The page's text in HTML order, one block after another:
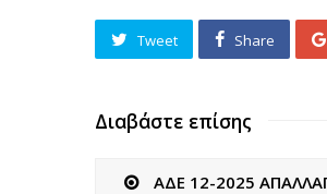
Tweet Share
Διαβάστε επίσης
ΑΔΕ 12-2025